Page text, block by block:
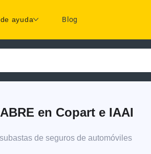
ayuda Blog
en Copart e IAAI
de seguros de automóviles